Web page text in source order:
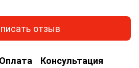
отзыв
Оплата Консультация